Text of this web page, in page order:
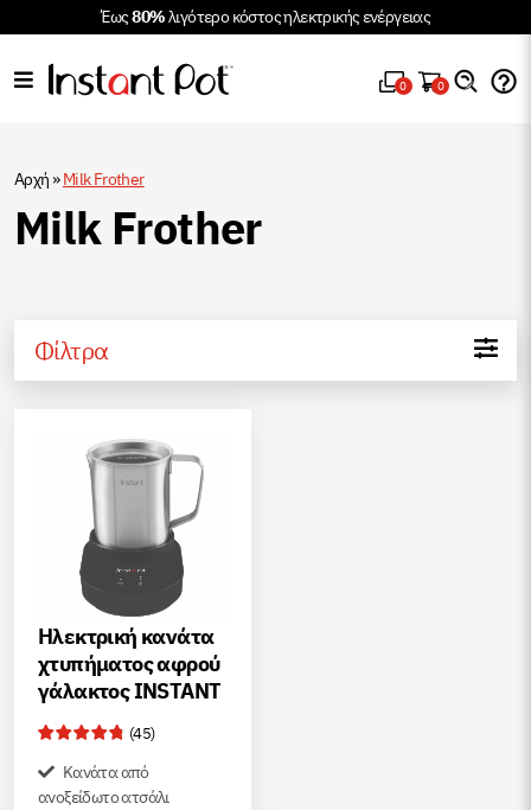
Έως80%λιγότερο κόστος ηλεκτρικής ενέργειας
0 0
Αρχή»Milk Frother
Milk Frother
Φίλτρα
Ηλεκτρική κανάτα
χτυπήματος αφρού
γάλακτος INSTANT
(45)
Κανάτα από
ανοξείδωτο ατσάλι